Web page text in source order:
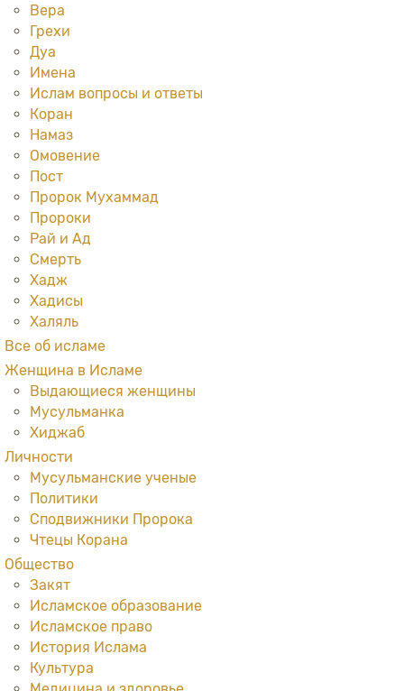
Вера
Грехи
Дуа
Имена
Ислам вопросы и ответы
Коран
Намаз
Омовение
Пост
Пророк Мухаммад
Пророки
Рай и Ад
Смерть
Хадж
Хадисы
Халяль
Все об исламе
Женщина в Исламе
Выдающиеся женщины
Мусульманка
Хиджаб
Личности
Мусульманские ученые
Политики
Сподвижники Пророка
Чтецы Корана
Общество
Закят
Исламское образование
Исламское право
История Ислама
Культура